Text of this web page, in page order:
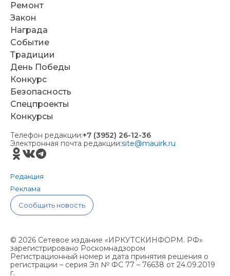
Ремонт
Закон
Награда
Событие
Традиции
День Победы
Конкурс
Безопасность
Спецпроекты
Конкурсы
Телефон редакции:+7 (3952) 26-12-36
Электронная почта редакции:site@mauirk.ru
Редакция
Реклама
Сообщить новость
© 2026 Сетевое издание «ИРКУТСКИНФОРМ. РФ»
зарегистрировано Роскомнадзором
Регистрационный номер и дата принятия решения о
регистрации – серия Эл № ФС 77 – 76638 от 24.09.2019
г.